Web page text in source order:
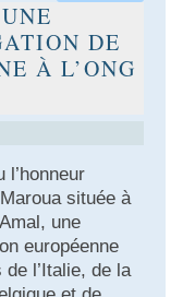
DE
À L’ONG
l’honneur
située à
une
européenne
l’Italie, de la